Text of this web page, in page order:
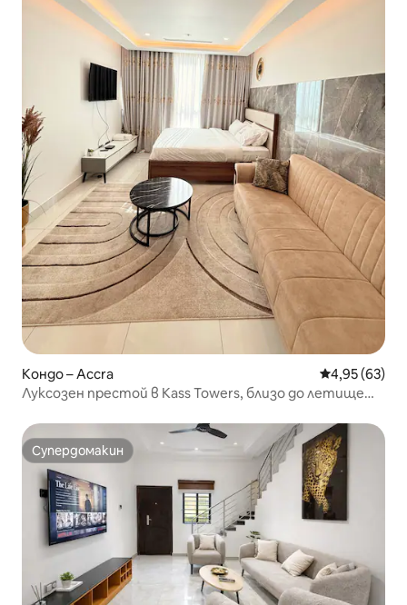
Кондо – Accra Средна
4,95 (63)
Луксозен престой в Kass Towers, близо до летище
Супердомакин
Супердомакин